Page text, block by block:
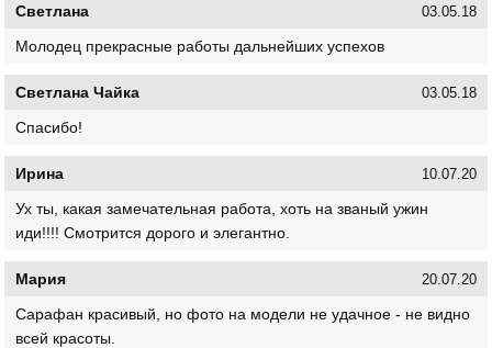
Светлана 03.05.18
Молодец прекрасные работы дальнейших успехов
Светлана Чайка 03.05.18
Спасибо!
Ирина 10.07.20
Ух ты, какая замечательная работа, хоть на званый ужин
иди!!!! Смотрится дорого и элегантно.
Мария 20.07.20
Сарафан красивый, но фото на модели не удачное - не видно
всей красоты.